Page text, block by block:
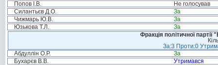
Попов І.В.
Не голосував
Силантьєв Д.О.
За
Чижмарь Ю.В.
За
Юзькова Т.Л.
За
Фракція політичної
За:3 Проти:0
Абдуллін О.Р.
За
Бухарєв В.В.
Утримався